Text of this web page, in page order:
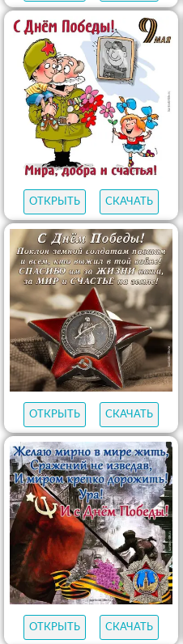
ОТКРЫТЬ СКАЧАТЬ
ОТКРЫТЬ СКАЧАТЬ
ОТКРЫТЬ СКАЧАТЬ